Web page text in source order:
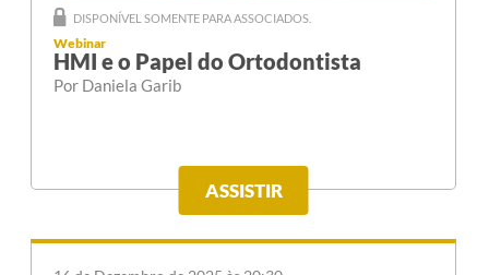
DISPONÍVEL SOMENTE PARA ASSOCIADOS.
Webinar
HMI e o Papel do Ortodontista
Por Daniela Garib
ASSISTIR